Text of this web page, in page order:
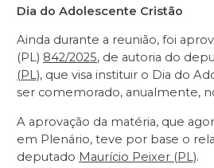
Dia do Adolescente Cristão
Ainda durante a reunião, foi
(PL) 842/2025, de autoria do
(PL), que visa instituir o Dia do
ser comemorado, anualmente,
A aprovação da matéria, que
em Plenário, teve por base o
deputado Maurício Peixer (PL).